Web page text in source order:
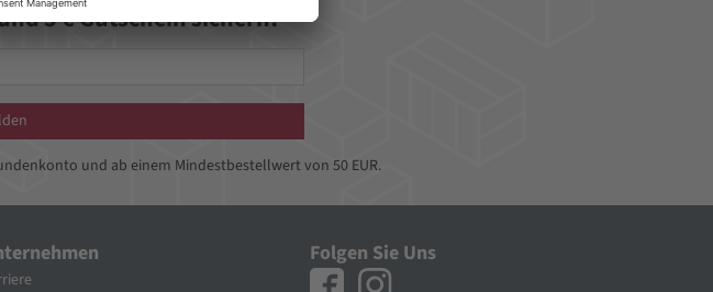
5 € Gutschein sichern! *
und ab einem Mindestbestellwert von 50 EUR.
Folgen Sie Uns